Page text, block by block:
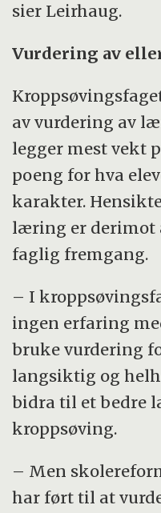
sier Leirhaug.
Vurdering av
av vurdering av
legger mest vekt
poeng for hva
karakter.
læring er derimot
faglig fremgang.
– I
ingen erfaring
bruke vurdering
langsiktig og
bidra til et bedre
kroppsøving.
– Men
har ført til at